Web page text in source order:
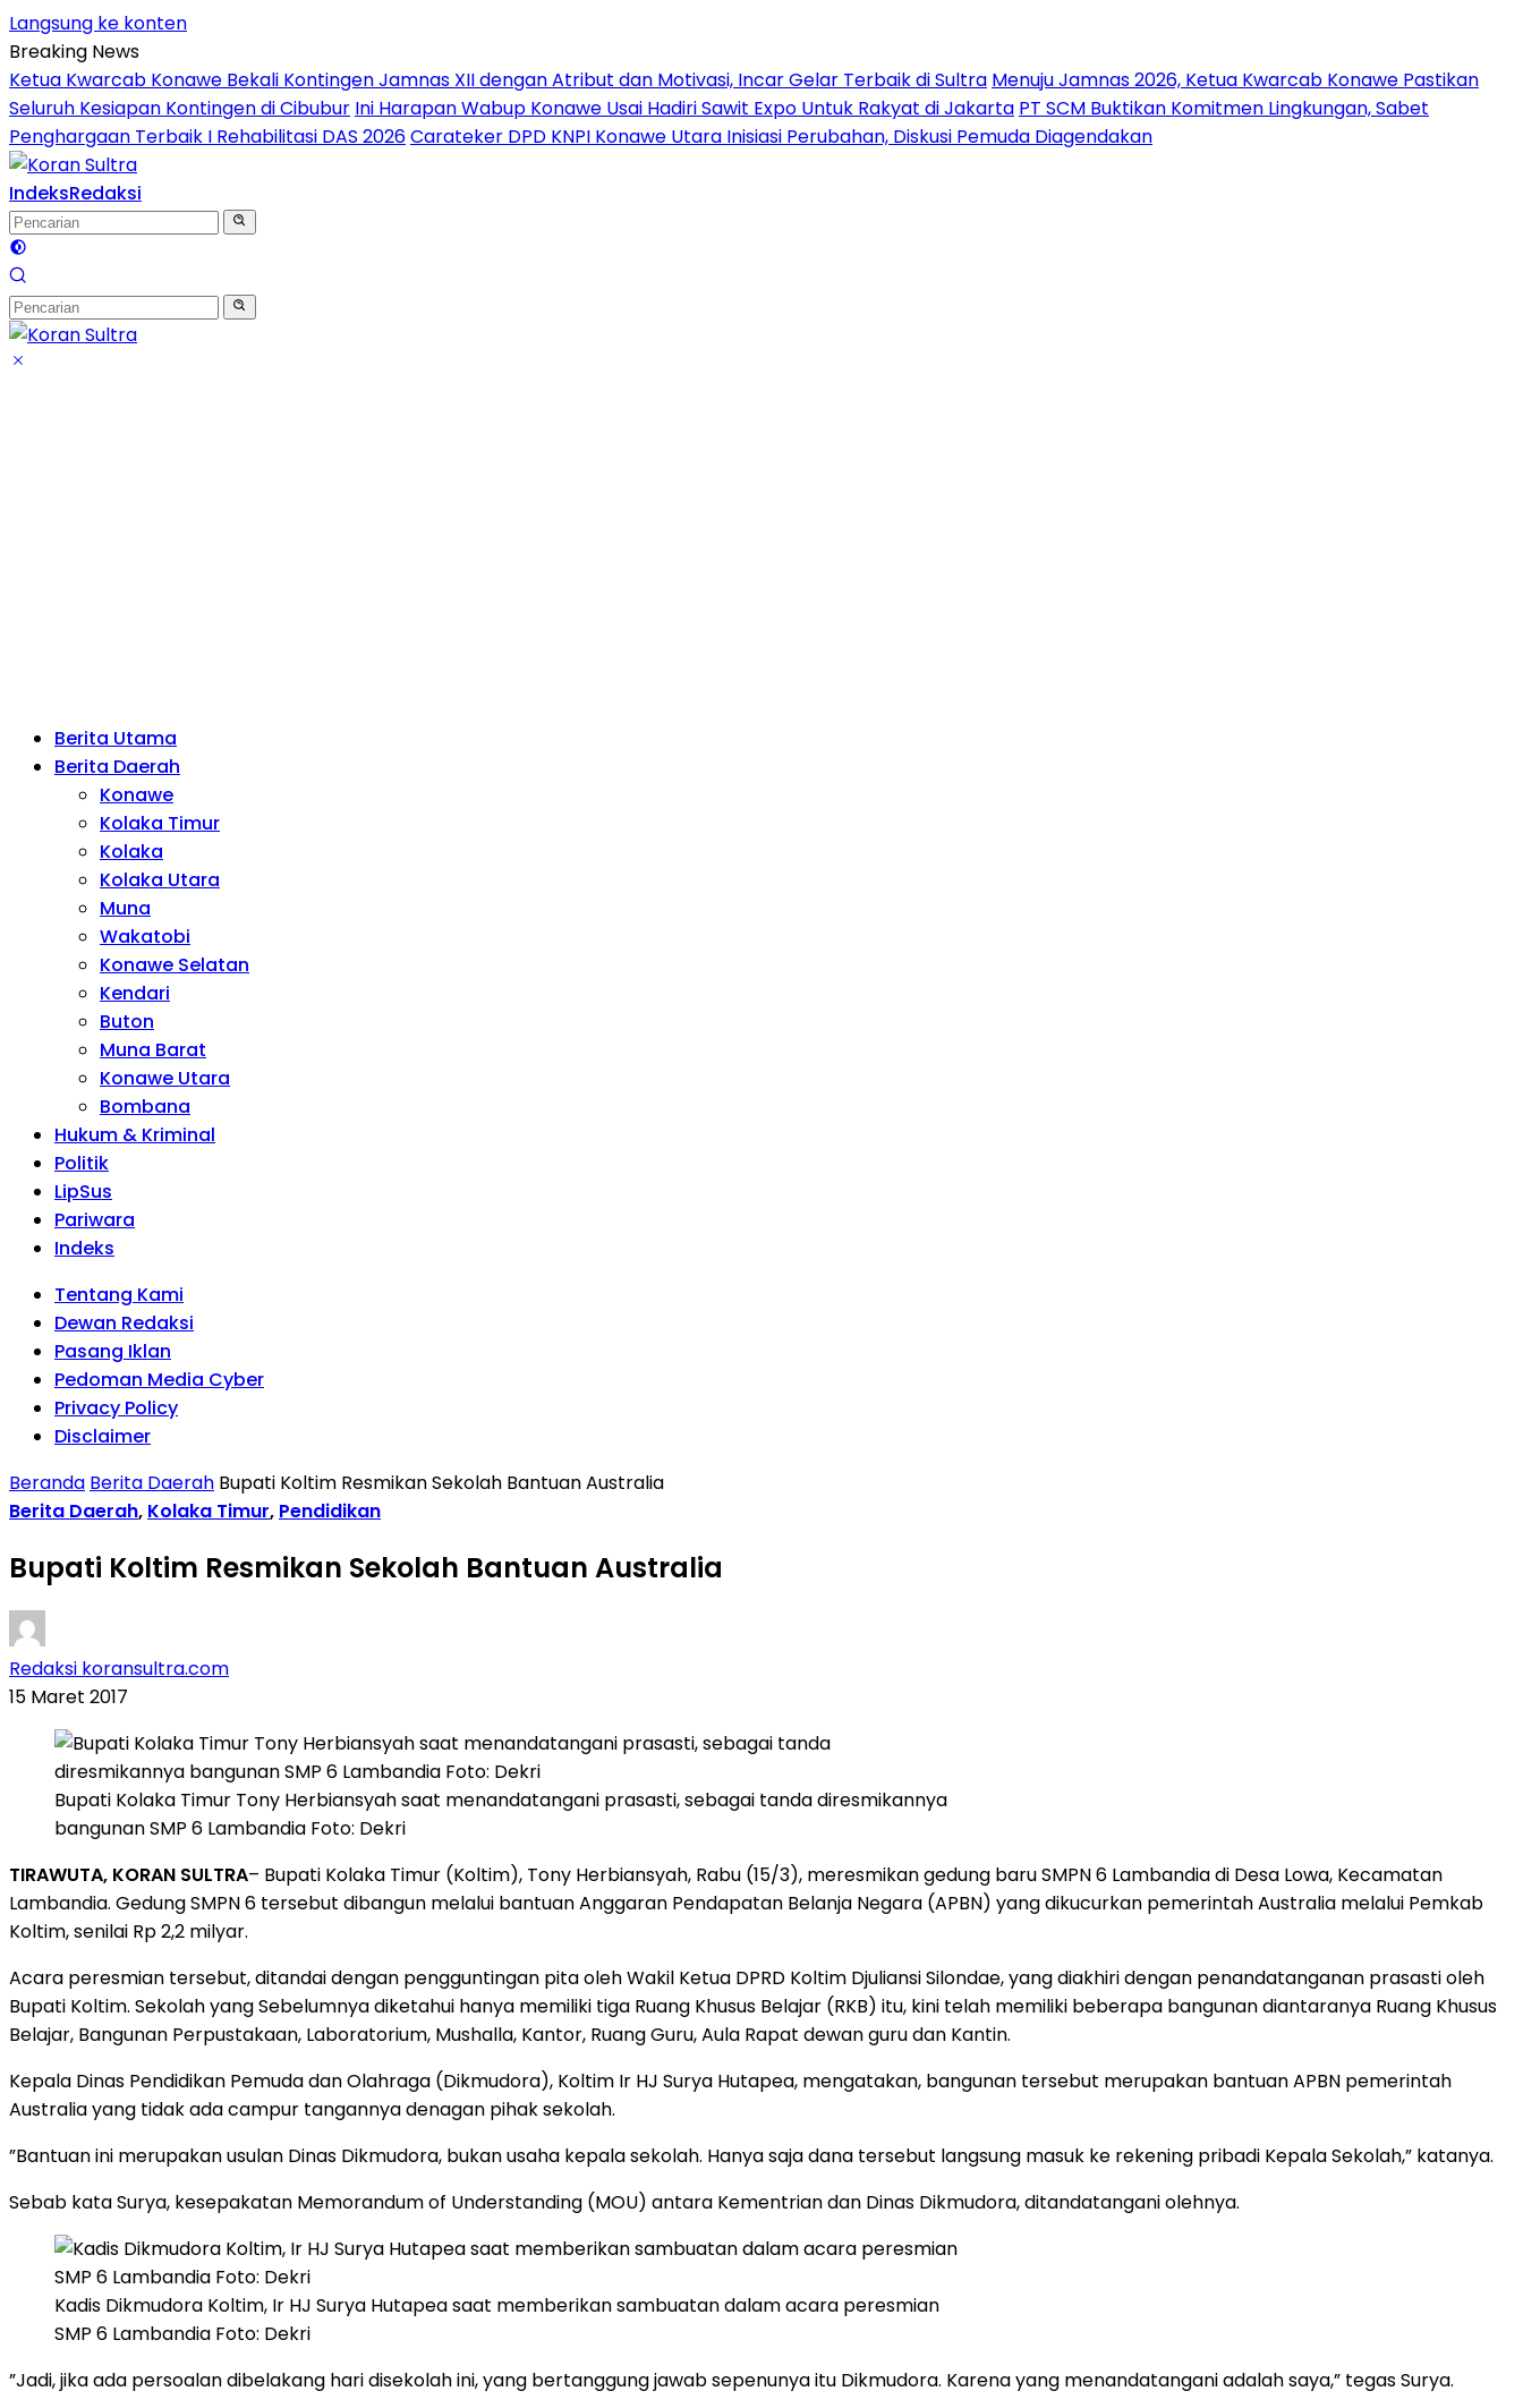
Langsung ke konten
Breaking News
Ketua Kwarcab Konawe Bekali Kontingen Jamnas XII dengan Atribut dan Motivasi, Incar Gelar Terbaik di Sultra Menuju Jamnas 2026, Ketua Kwarcab Konawe Pastikan
Seluruh Kesiapan Kontingen di Cibubur Ini Harapan Wabup Konawe Usai Hadiri Sawit Expo Untuk Rakyat di Jakarta PT SCM Buktikan Komitmen Lingkungan, Sabet
Penghargaan Terbaik I Rehabilitasi DAS 2026Carateker DPD KNPI Konawe Utara Inisiasi Perubahan, Diskusi Pemuda Diagendakan
IndeksRedaksi
Berita Utama
Berita Daerah
Konawe
Kolaka Timur
Kolaka
Kolaka Utara
Muna
Wakatobi
Konawe Selatan
Kendari
Buton
Muna Barat
Konawe Utara
Bombana
Hukum & Kriminal
Politik
LipSus
Pariwara
Indeks
Tentang Kami
Dewan Redaksi
Pasang Iklan
Pedoman Media Cyber
Privacy Policy
Disclaimer
Beranda Berita Daerah Bupati Koltim Resmikan Sekolah Bantuan Australia
Berita Daerah, Kolaka Timur, Pendidikan
Bupati Koltim Resmikan Sekolah Bantuan Australia
Redaksi koransultra.com
15 Maret 2017
Bupati Kolaka Timur Tony Herbiansyah saat menandatangani prasasti, sebagai tanda diresmikannya
bangunan SMP 6 Lambandia Foto: Dekri
TIRAWUTA, KORAN SULTRA– Bupati Kolaka Timur (Koltim), Tony Herbiansyah, Rabu (15/3), meresmikan gedung baru SMPN 6 Lambandia di Desa Lowa, Kecamatan
Lambandia. Gedung SMPN 6 tersebut dibangun melalui bantuan Anggaran Pendapatan Belanja Negara (APBN) yang dikucurkan pemerintah Australia melalui Pemkab
Koltim, senilai Rp 2,2 milyar.
Acara peresmian tersebut, ditandai dengan pengguntingan pita oleh Wakil Ketua DPRD Koltim Djuliansi Silondae, yang diakhiri dengan penandatanganan prasasti oleh
Bupati Koltim. Sekolah yang Sebelumnya diketahui hanya memiliki tiga Ruang Khusus Belajar (RKB) itu, kini telah memiliki beberapa bangunan diantaranya Ruang Khusus
Belajar, Bangunan Perpustakaan, Laboratorium, Mushalla, Kantor, Ruang Guru, Aula Rapat dewan guru dan Kantin.
Kepala Dinas Pendidikan Pemuda dan Olahraga (Dikmudora), Koltim Ir HJ Surya Hutapea, mengatakan, bangunan tersebut merupakan bantuan APBN pemerintah
Australia yang tidak ada campur tangannya denagan pihak sekolah.
”Bantuan ini merupakan usulan Dinas Dikmudora, bukan usaha kepala sekolah. Hanya saja dana tersebut langsung masuk ke rekening pribadi Kepala Sekolah,” katanya.
Sebab kata Surya, kesepakatan Memorandum of Understanding (MOU) antara Kementrian dan Dinas Dikmudora, ditandatangani olehnya.
Kadis Dikmudora Koltim, Ir HJ Surya Hutapea saat memberikan sambuatan dalam acara peresmian
SMP 6 Lambandia Foto: Dekri
”Jadi, jika ada persoalan dibelakang hari disekolah ini, yang bertanggung jawab sepenunya itu Dikmudora. Karena yang menandatangani adalah saya,” tegas Surya.